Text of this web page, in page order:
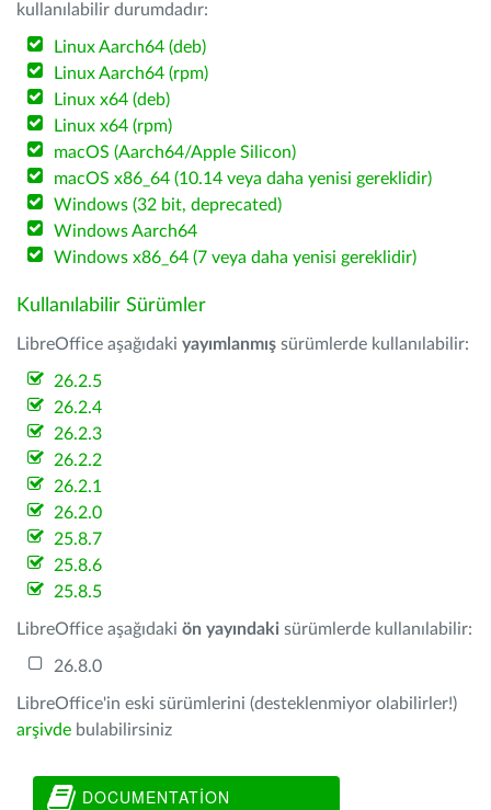
kullanılabilir durumdadır:
Linux Aarch64 (deb)
Linux Aarch64 (rpm)
Linux x64 (deb)
Linux x64 (rpm)
macOS (Aarch64/Apple Silicon)
macOS x86_64 (10.14 veya daha yenisi gereklidir)
Windows (32 bit, deprecated)
Windows Aarch64
Windows x86_64 (7 veya daha yenisi gereklidir)
Kullanılabilir Sürümler
LibreOffice aşağıdaki yayımlanmış sürümlerde kullanılabilir:
26.2.5
26.2.4
26.2.3
26.2.2
26.2.1
26.2.0
25.8.7
25.8.6
25.8.5
LibreOffice aşağıdaki ön yayındaki sürümlerde kullanılabilir:
26.8.0
LibreOffice'in eski sürümlerini (desteklenmiyor olabilirler!)
arşivde bulabilirsiniz
DOCUMENTATION